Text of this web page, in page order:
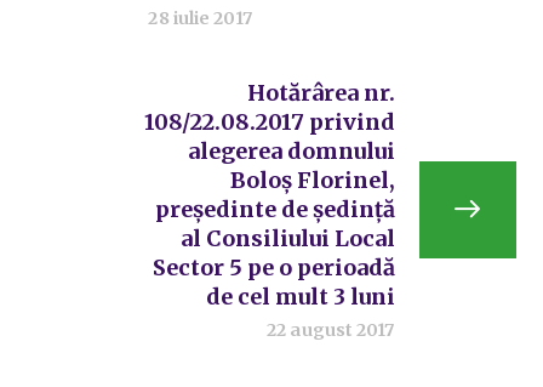
28 iulie 2017
Hotărârea nr.
108/22.08.2017 privind
alegerea domnului
Boloș Florinel,
președinte de ședință
al Consiliului Local
Sector 5 pe o perioadă
de cel mult 3 luni
22 august 2017